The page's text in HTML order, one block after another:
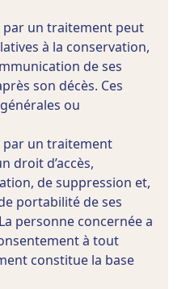
par un traitement peut
à la conservation,
de ses
son décès. Ces
ou
par un traitement
droit d’accès,
de suppression et,
portabilité de ses
personne concernée a
à tout
constitue la base